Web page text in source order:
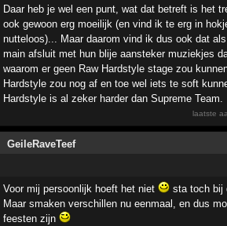
Daar heb je wel een punt, wat dat betreft is het
ook gewoon erg moeilijk (en vind ik te erg in
nutteloos)... Maar daarom vind ik dus ook dat
main afsluit met hun blije aansteker muziekjes
waarom er geen Raw Hardstyle stage zou
Hardstyle zou nog af en toe wel iets te soft
Hardstyle is al zeker harder dan Supreme Team.
laatste
GeileRaveTeef
Voor mij persoonlijk hoeft het niet
sta toch bij
Maar smaken verschillen nu eenmaal, en dus
feesten zijn